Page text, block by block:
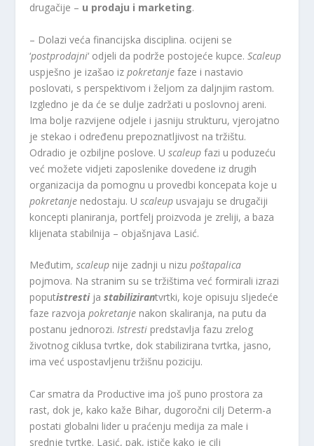
drugačije – u prodaju i marketing.
– Dolazi veća financijska disciplina. ocijeni se
‘postprodajni‘ odjeli da podrže postojeće kupce.Scaleup
uspješno je izašao izpokretanjefaze i nastavio
poslovati, s perspektivom i željom za daljnjim rastom.
Izgledno je da će se dulje zadržati u poslovnoj areni.
Ima bolje razvijene odjele i jasniju strukturu, vjerojatno
je stekao i određenu prepoznatljivost na tržištu.
Odradio je ozbiljne poslove. Uscaleupfazi u poduzeću
već možete vidjeti zaposlenike dovedene iz drugih
organizacija da pomognu u provedbi koncepata koje u
pokretanje nedostaju. Uscaleup usvajaju se drugačiji
koncepti planiranja, portfelj proizvoda je zreliji, a baza
klijenata stabilnija – objašnjava Lasić.
Međutim,scaleup nije zadnji u nizupoštapalica
pojmova. Na stranim su se tržištima već formirali izrazi
poputistrestijastabilizirantvrtki, koje opisuju sljedeće
faze razvojapokretanje nakon skaliranja, na putu da
postanu jednorozi.Istresti predstavlja fazu zrelog
životnog ciklusa tvrtke, dok stabilizirana tvrtka, jasno,
ima već uspostavljenu tržišnu poziciju.
Car smatra da Productive ima još puno prostora za
rast, dok je, kako kaže Bihar, dugoročni cilj Determ-a
postati globalni lider u praćenju medija za male i
srednje tvrtke. Lasić, pak, ističe kako je cilj